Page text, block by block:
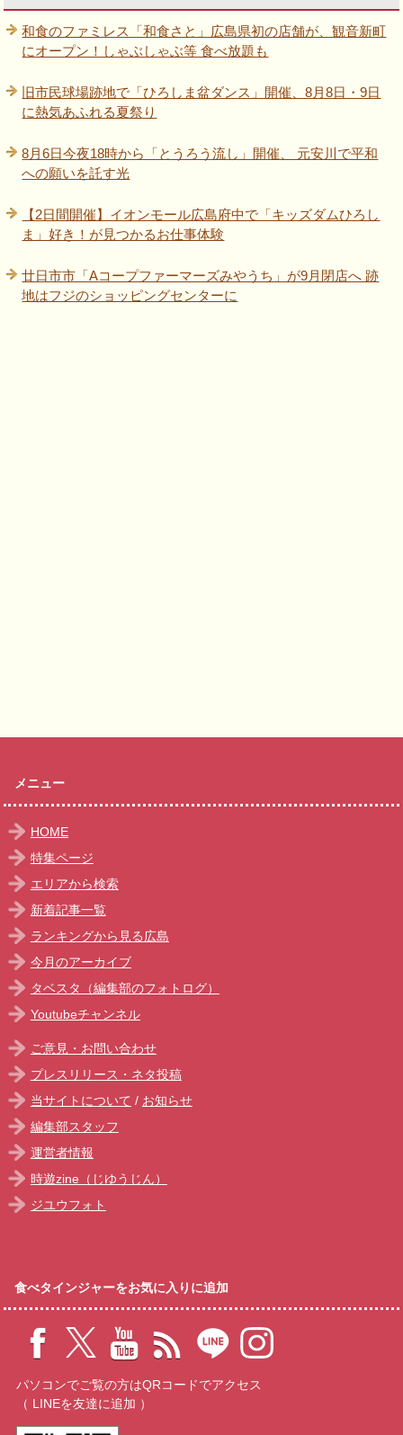
和食のファミレス「和食さと」広島県初の店舗が、観音新町
にオープン！しゃぶしゃぶ等 食べ放題も
旧市民球場跡地で「ひろしま盆ダンス」開催、8月8日・9日
に熱気あふれる夏祭り
8月6日今夜18時から「とうろう流し」開催、 元安川で平和
への願いを託す光
【2日間開催】イオンモール広島府中で「キッズダムひろし
ま」好き！が見つかるお仕事体験
廿日市市「Aコープファーマーズみやうち」が9月閉店へ 跡
地はフジのショッピングセンターに
メニュー
HOME
特集ページ
エリアから検索
新着記事一覧
ランキングから見る広島
今月のアーカイブ
タベスタ（編集部のフォトログ）
Youtubeチャンネル
ご意見・お問い合わせ
プレスリリース・ネタ投稿
当サイトについて / お知らせ
編集部スタッフ
運営者情報
時遊zine（じゆうじん）
ジユウフォト
食べタインジャーをお気に入りに追加
パソコンでご覧の方はQRコードでアクセス
（ LINEを友達に追加 ）